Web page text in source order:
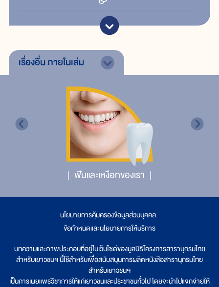
เรื่องอื่นภายในเล่ม
ฟันและเหงือกของเรา
นโยบายการคุ้มครองข้อมูลส่วนบุคคล
ข้อกำหนดและนโยบายการให้บริการ
บทความและภาพประกอบที่อยู่ในเว็บไซต์ของมูลนิธิโครงการสารานุกรมไทย
สำหรับเยาวชนฯ นี้ใช้สำหรับเพื่อสนับสนุนการผลิตหนังสือสารานุกรมไทย
สำหรับเยาวชนฯ
เป็นการเผยแพร่วิชาการให้แก่เยาวชนและประชาชนทั่วไป โดยจะนำไปแจกจ่ายให้